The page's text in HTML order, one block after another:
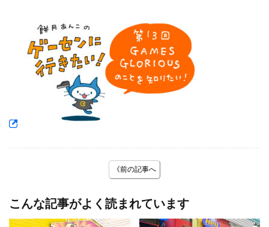
《前の記事へ
こんな記事がよく読まれています